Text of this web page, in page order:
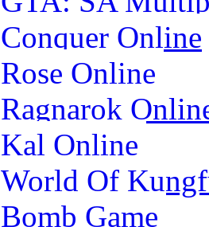
Conquer Online
Rose Online
Ragnarok
Kal Online
World Of
Bomb Game